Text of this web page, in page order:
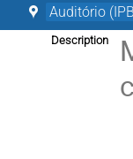
Auditório
Description